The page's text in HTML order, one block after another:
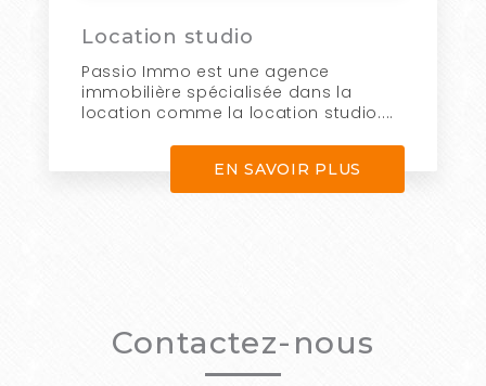
Location studio
Passio Immo est une agence
immobilière spécialisée dans la
location comme la location studio....
EN SAVOIR PLUS
Contactez-nous